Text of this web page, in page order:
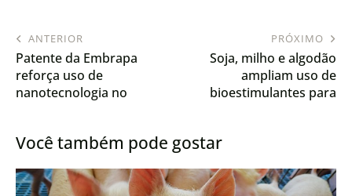
ANTERIOR
Patente da Embrapa
reforça uso de
nanotecnologia no
PRÓXIMO
Soja, milho e algodão
ampliam uso de
bioestimulantes para
Você também pode gostar